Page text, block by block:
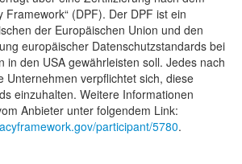
Framework“ (DPF). Der DPF ist ein
der Europäischen Union und den
europäischer Datenschutzstandards bei
in den USA gewährleisten soll. Jedes nach
Unternehmen verpflichtet sich, diese
einzuhalten. Weitere Informationen
Anbieter unter folgendem Link:
participant/5780.